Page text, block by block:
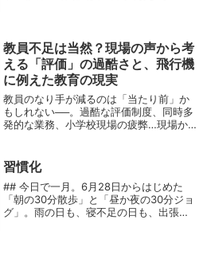
なく「人間力...
教員不足は当然？現場の声から考
える「評価」の過酷さと、飛行機
に例えた教育の現実
教員のなり手が減るのは「当たり前」か
もしれない──。過酷な評価制度、同時多
発的な業務、小学校現場の疲弊…現場か
価の過酷さと数字の呪い 同時進行という
地獄：堀裕嗣さん...
習慣化
## 今日で一月。6月28日からはじめた
「朝の30分散歩」と「昼か夜の30分ジョ
グ」。雨の日も、寝不足の日も、出張の